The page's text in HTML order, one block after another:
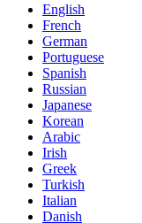
English
French
German
Portuguese
Spanish
Russian
Japanese
Korean
Arabic
Irish
Greek
Turkish
Italian
Danish